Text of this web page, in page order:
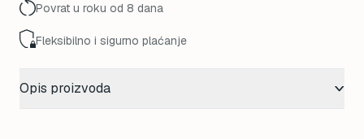
Povrat u roku od 8 dana
Fleksibilno i sigurno plaćanje
Opis proizvoda